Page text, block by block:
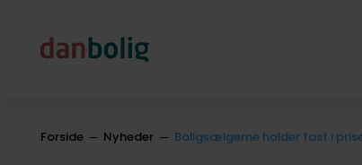
Forside Nyheder Boligsælgerne holder fast i